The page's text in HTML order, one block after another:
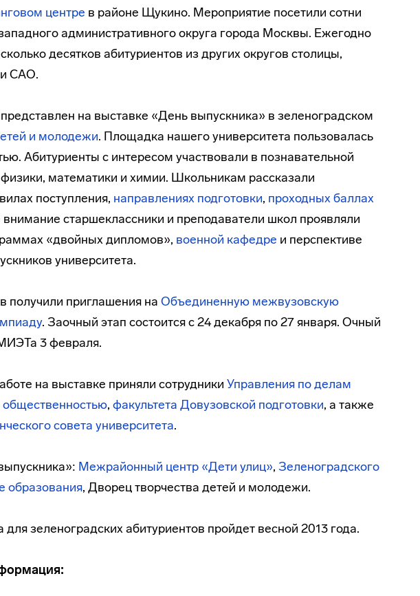
центре в районе Щукино. Мероприятие посетили сотни
административного округа города Москвы. Ежегодно
десятков абитуриентов из других округов столицы,
САО.
на выставке «День выпускника» в зеленоградском
и молодежи. Площадка нашего университета пользовалась
Абитуриенты с интересом участвовали в познавательной
математики и химии. Школьникам рассказали
поступления, направлениях подготовки, проходных баллах
старшеклассники и преподаватели школ проявляли
«двойных дипломов», военной кафедре и перспективе
университета.
получили приглашения на Объединенную межвузовскую
. Заочный этап состоится c 24 декабря по 27 января. Очный
3 февраля.
на выставке приняли сотрудники Управления по делам
, факультета Довузовской подготовки, а также
совета университета.
Межрайонный центр «Дети улиц», Зеленоградского
образования, Дворец творчества детей и молодежи.
зеленоградских абитуриентов пройдет весной 2013 года.